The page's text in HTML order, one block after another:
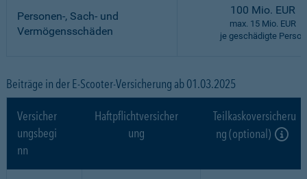
Personen-, Sach- und
Vermögensschäden
100 Mio. EUR
max. 15 Mio. EUR
je geschädigte Person
Beiträge in der E-Scooter-Versicherung ab 01.03.2025
Versicher
ungsbegi
nn
Haftpflichtversicher
ung
Teilkaskoversicheru
ng (optional)